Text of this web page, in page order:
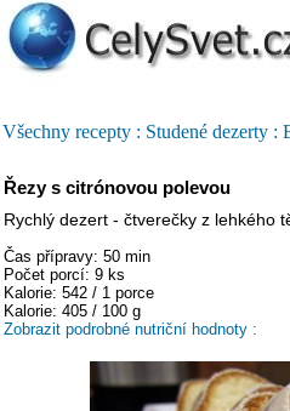
Všechny recepty : Studené dezerty :
Řezy s citrónovou polevou
Rychlý dezert - čtverečky z lehkého
Čas přípravy: 50 min
Počet porcí: 9 ks
Kalorie: 542 / 1 porce
Kalorie: 405 / 100 g
Zobrazit podrobné nutriční hodnoty :